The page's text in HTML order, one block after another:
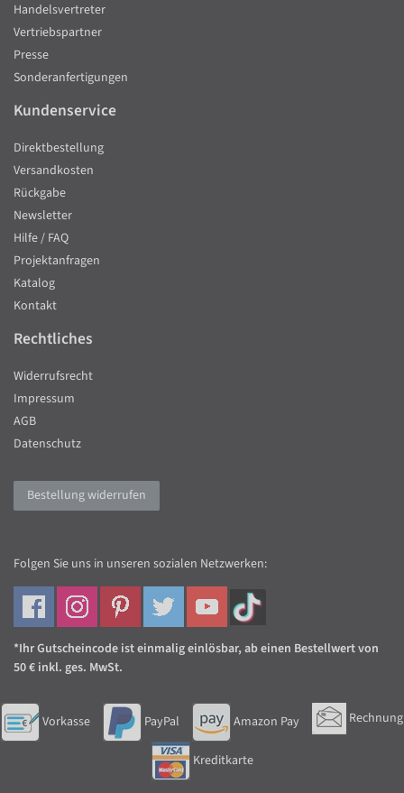
Handelsvertreter
Vertriebspartner
Presse
Sonderanfertigungen
Kundenservice
Direktbestellung
Versandkosten
Rückgabe
Newsletter
Hilfe / FAQ
Projektanfragen
Katalog
Kontakt
Rechtliches
Widerrufsrecht
Impressum
AGB
Datenschutz
Bestellung widerrufen
Folgen Sie uns in unseren sozialen Netzwerken:
*Ihr Gutscheincode ist einmalig einlösbar, ab einen Bestellwert von
50 € inkl. ges. MwSt.
Vorkasse PayPal Amazon Pay Rechnung
Kreditkarte